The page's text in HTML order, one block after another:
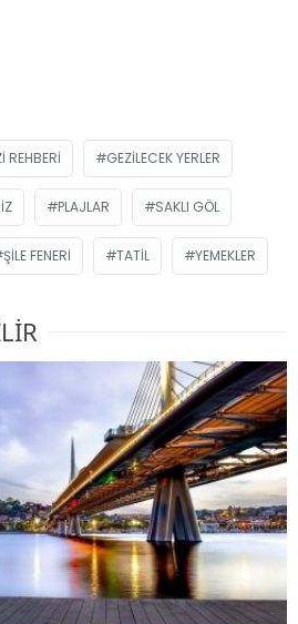
REHBERI GEZILECEK YERLER
PLAJLAR SAKLI GÖL
ŞILE FENERI TATIL YEMEKLER